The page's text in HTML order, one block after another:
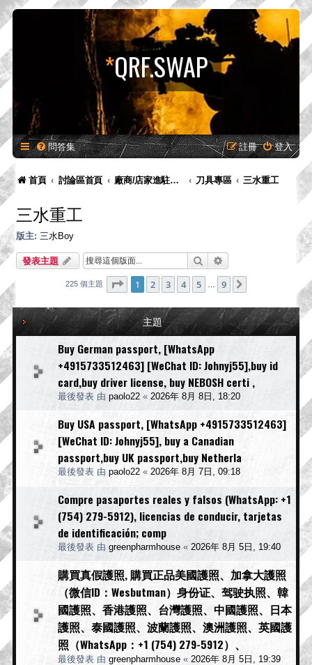
*QRF.SWAP
問答集 登入
註冊
首頁 討論區首頁 廠商/店家進駐專區-供廠商-供廠商/店家發布新品預告、產品消息，嚴禁販售！ 刀具專區 三水重工
三水重工
版主: 三水Boy
發表主題 搜尋
225 個主題 1 頁 (共9 頁)
1 2 3 4 5 9
主題
Buy German passport, [WhatsApp
+4915733512463] [WeChat ID: Johnyj55],buy id
card,buy driver license, buy NEBOSH certi ,
最後發表 由 paolo22 « 2026年 8月 8日, 18:20
Buy USA passport, [WhatsApp +4915733512463]
[WeChat ID: Johnyj55], buy a Canadian
passport,buy UK passport,buy Netherla
最後發表 由 paolo22 « 2026年 8月 7日, 09:18
Compre pasaportes reales y falsos (WhatsApp: +1
(754) 279-5912), licencias de conducir, tarjetas
de identificación; comp
最後發表 由 greenpharmhouse « 2026年 8月 5日, 19:40
購買真假護照, 購買正品美國護照、加拿大護照
（微信ID：Wesbutman）身份证、驾驶执照、韓
國護照、香港護照、台灣護照、中國護照、日本
護照、泰國護照、波蘭護照、澳洲護照、英國護
照（WhatsApp：+1 (754) 279-5912）、
最後發表 由 greenpharmhouse « 2026年 8月 5日, 19:39